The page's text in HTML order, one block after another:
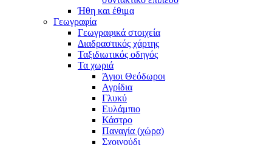
Ήθη και έθιμα
Γεωγραφία
Γεωγραφικά στοιχεία
Διαδραστικός χάρτης
Ταξιδιωτικός οδηγός
Τα χωριά
Άγιοι Θεόδωροι
Αγρίδια
Γλυκύ
Ευλάμπιο
Κάστρο
Παναγία (χώρα)
Σχοινούδι